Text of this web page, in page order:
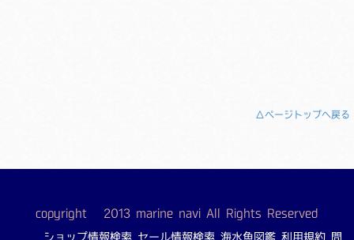
△ページトップへ戻る
copyright © 2013 marine navi All Rights Reserved
ショップ情報検索 セール情報検索 海水魚図鑑 利用規約
問